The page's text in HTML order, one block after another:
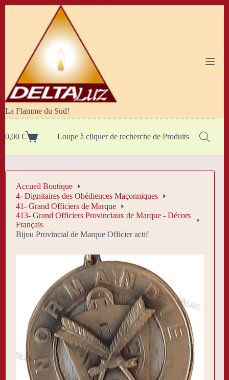
La Flamme du Sud!
Panier
0,00 € Loupe à cliquer de recherche de Produits
Accueil Boutique
4- Dignitaires des Obédiences Maçonniques
41- Grand Officiers de Marque
413- Grand Officiers Provinciaux de Marque - Décors
Français
Bijou Provincial de Marque Officier actif